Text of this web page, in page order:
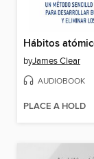
Hábitos
byJames Clear
AUDIOBOOK
PLACE A HOLD